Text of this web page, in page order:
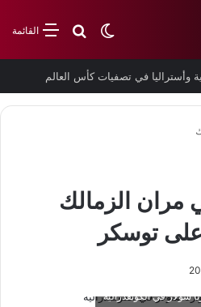
القائمةبحث عن
الوضع المظلم
وأستراليا في تصفيات كأس العالم
مران الزمالك
على توسكر
سولار في الكونفدرالية